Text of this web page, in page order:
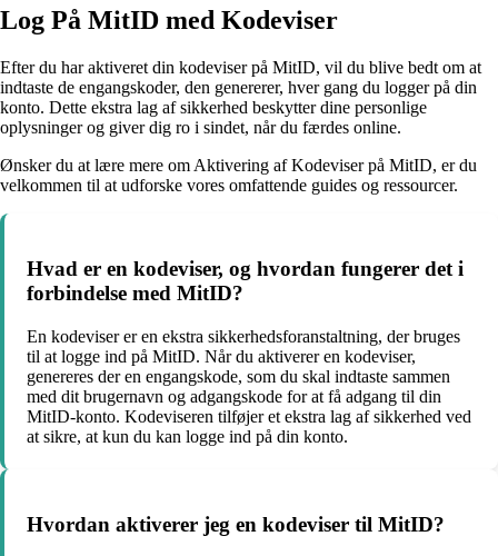
Log På MitID med Kodeviser
Efter du har aktiveret din kodeviser på MitID, vil du blive bedt om at
indtaste de engangskoder, den genererer, hver gang du logger på din
konto. Dette ekstra lag af sikkerhed beskytter dine personlige
oplysninger og giver dig ro i sindet, når du færdes online.
Ønsker du at lære mere om Aktivering af Kodeviser på MitID, er du
velkommen til at udforske vores omfattende guides og ressourcer.
Hvad er en kodeviser, og hvordan fungerer det i
forbindelse med MitID?
En kodeviser er en ekstra sikkerhedsforanstaltning, der bruges
til at logge ind på MitID. Når du aktiverer en kodeviser,
genereres der en engangskode, som du skal indtaste sammen
med dit brugernavn og adgangskode for at få adgang til din
MitID-konto. Kodeviseren tilføjer et ekstra lag af sikkerhed ved
at sikre, at kun du kan logge ind på din konto.
Hvordan aktiverer jeg en kodeviser til MitID?